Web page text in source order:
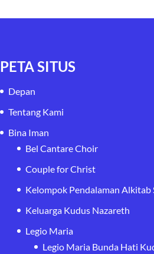
PETA SITUS
Depan
Tentang Kami
Bina Iman
Bel Cantare Choir
Couple for Christ
Kelompok Pendalaman Alkitab
Keluarga Kudus Nazareth
Legio Maria
Legio Maria Bunda Hati